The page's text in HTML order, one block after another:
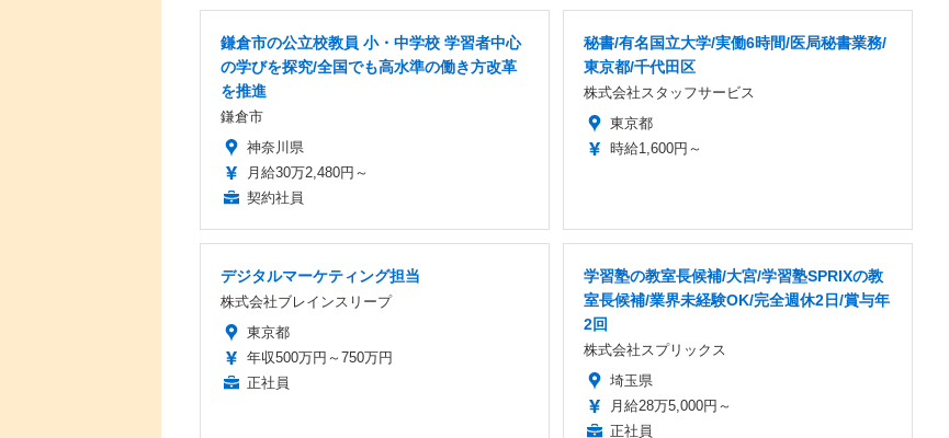
鎌倉市の公立校教員 小・中学校 学習者中心
の学びを探究/全国でも高水準の働き方改革
を推進
鎌倉市
神奈川県
月給30万2,480円～
契約社員
秘書/有名国立大学/実働6時間/医局秘書業務/
東京都/千代田区
株式会社スタッフサービス
東京都
時給1,600円～
デジタルマーケティング担当
株式会社ブレインスリープ
東京都
年収500万円～750万円
正社員
学習塾の教室長候補/大宮/学習塾SPRIXの教
室長候補/業界未経験OK/完全週休2日/賞与年
2回
株式会社スプリックス
埼玉県
月給28万5,000円～
正社員